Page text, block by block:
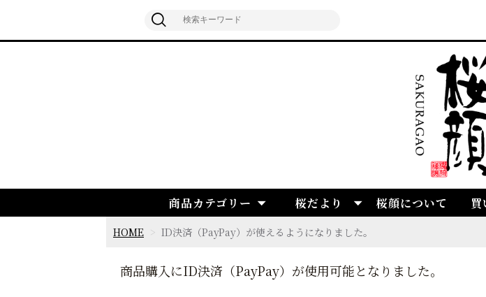
商品カテゴリー 桜だより 桜顔について
HOME ID決済（PayPay）が使えるようになりました。
商品購入にID決済（PayPay）が使用可能となりました。